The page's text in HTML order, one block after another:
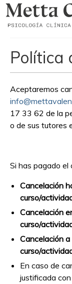
Política
Aceptaremos
17 33 62 de la
o de sus tutores
Si has pagado el
Cancelación
curso/
Cancelación
curso/
Cancelación
curso/
En caso de
justificada